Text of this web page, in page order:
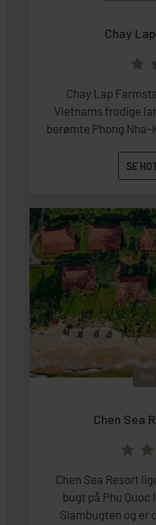
Chay
Chay Lap
Vietnams frodige
berømte Phong Nha-
SE
PHU
Chen Sea
Chen Sea Resort
bugt på Phu
Siambugten og er